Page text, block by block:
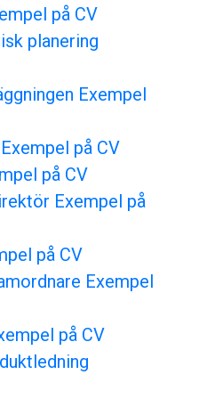
på CV
planering
Exempel
på CV
på CV
Exempel på
på CV
Exempel
på CV